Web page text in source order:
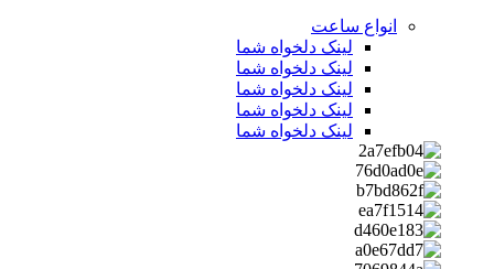
انواع ساعت
لینک دلخواه شما
لینک دلخواه شما
لینک دلخواه شما
لینک دلخواه شما
لینک دلخواه شما